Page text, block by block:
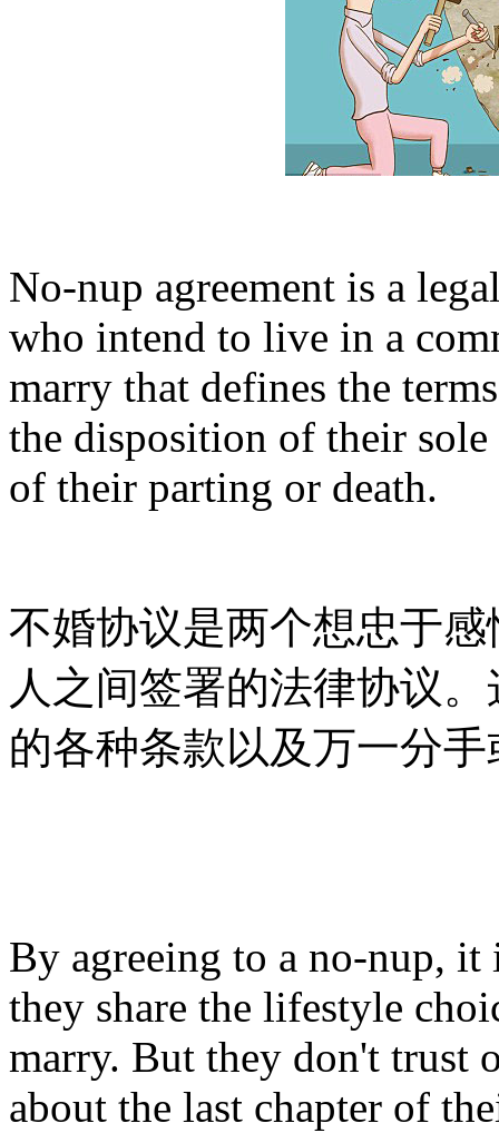
No-nup agreement is a
who intend to live in a
marry that defines the
the disposition of their
of their parting or death.
不婚协议是两个想忠于
人之间签署的法律协议
的各种条款以及万一分
By agreeing to a no-nup, it
they share the lifestyle
marry. But they don't trust
about the last chapter of